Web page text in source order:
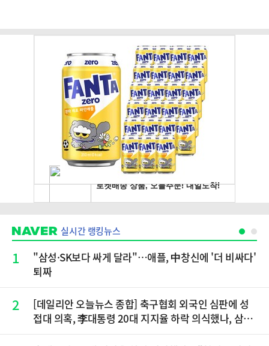
실시간 랭킹뉴스
1
"삼성·SK보다 싸게 달라"…애플, 中창신에 '더 비싸다'
퇴짜
2
[데일리안 오늘뉴스 종합] 축구협회 외국인 심판에 성
접대 의혹, 李대통령 20대 지지율 하락 의식했나, 삼전